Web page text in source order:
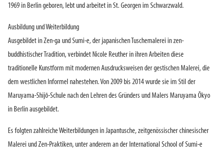
1969 in Berlin geboren, lebt und arbeitet in St. Georgen im Schwarzwald.
Ausbildung und Weiterbildung
Ausgebildet in Zen-ga und Sumi-e, der japanischen Tuschemalerei in zen-
buddhistischer Tradition, verbindet Nicole Reuther in ihren Arbeiten diese
traditionelle Kunstform mit modernen Ausdrucksweisen der gestischen Malerei, die
dem westlichen Informel nahestehen. Von 2009 bis 2014 wurde sie im Stil der
Maruyama-Shijō-Schule nach den Lehren des Gründers und Malers Maruyama Ōkyo
in Berlin ausgebildet.
Es folgten zahlreiche Weiterbildungen in Japantusche, zeitgenössischer chinesischer
Malerei und Zen-Praktiken, unter anderem an der International School of Sumi-e